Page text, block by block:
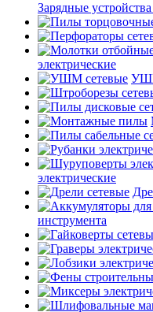
Зарядные
электрические
электрические
инструмента